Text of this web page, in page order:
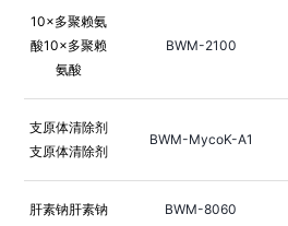
10×多聚赖氨
酸10×多聚赖
氨酸
BWM-2100
支原体清除剂
支原体清除剂
BWM-MycoK-A1
肝素钠肝素钠 BWM-8060